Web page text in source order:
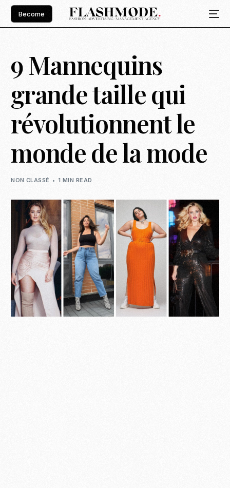
Become
9 Mannequins
grande taille qui
révolutionnent le
monde de la mode
NON CLASSÉ 1 MIN READ